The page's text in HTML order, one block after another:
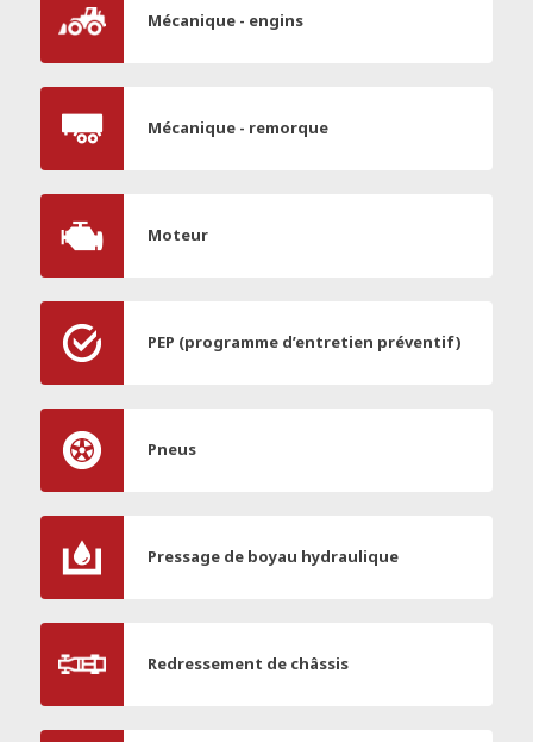
Mécanique - engins
Mécanique - remorque
Moteur
PEP (programme d’entretien préventif)
Pneus
Pressage de boyau hydraulique
Redressement de châssis